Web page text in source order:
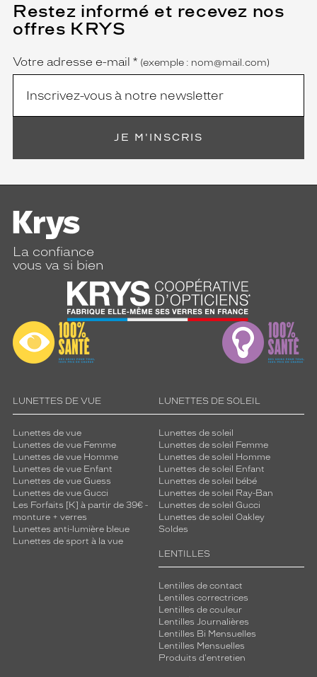
Restez informé et recevez nos
offres KRYS
Name
Votre adresse e-mail *
(Ce
champ
est
(exemple : nom@mail.com)
JE M'INSCRIS
La confiance
vous va si bien
LUNETTES DE VUE
Lunettes de vue
Lunettes de vue Femme
Lunettes de vue Homme
Lunettes de vue Enfant
Lunettes de vue Guess
Lunettes de vue Gucci
Les Forfaits [K] à partir de 39€ -
monture + verres
Lunettes anti-lumière bleue
Lunettes de sport à la vue
LUNETTES DE SOLEIL
Lunettes de soleil
Lunettes de soleil Femme
Lunettes de soleil Homme
Lunettes de soleil Enfant
Lunettes de soleil bébé
Lunettes de soleil Ray-Ban
Lunettes de soleil Gucci
Lunettes de soleil Oakley
Soldes
LENTILLES
Lentilles de contact
Lentilles correctrices
Lentilles de couleur
Lentilles Journalières
Lentilles Bi Mensuelles
Lentilles Mensuelles
Produits d'entretien